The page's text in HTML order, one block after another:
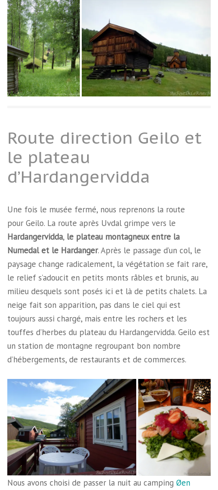
Route direction Geilo et
le plateau
d’Hardangervidda
Une fois le musée fermé, nous reprenons la route
pour Geilo. La route après Uvdal grimpe vers le
Hardangervidda, le plateau montagneux entre la
Numedal et le Hardanger. Après le passage d’un col, le
paysage change radicalement, la végétation se fait rare,
le relief s’adoucit en petits monts râbles et brunis, au
milieu desquels sont posés ici et là de petits chalets. La
neige fait son apparition, pas dans le ciel qui est
toujours aussi chargé, mais entre les rochers et les
touffes d’herbes du plateau du Hardangervidda. Geilo est
un station de montagne regroupant bon nombre
d’hébergements, de restaurants et de commerces.
Nous avons choisi de passer la nuit au camping Øen